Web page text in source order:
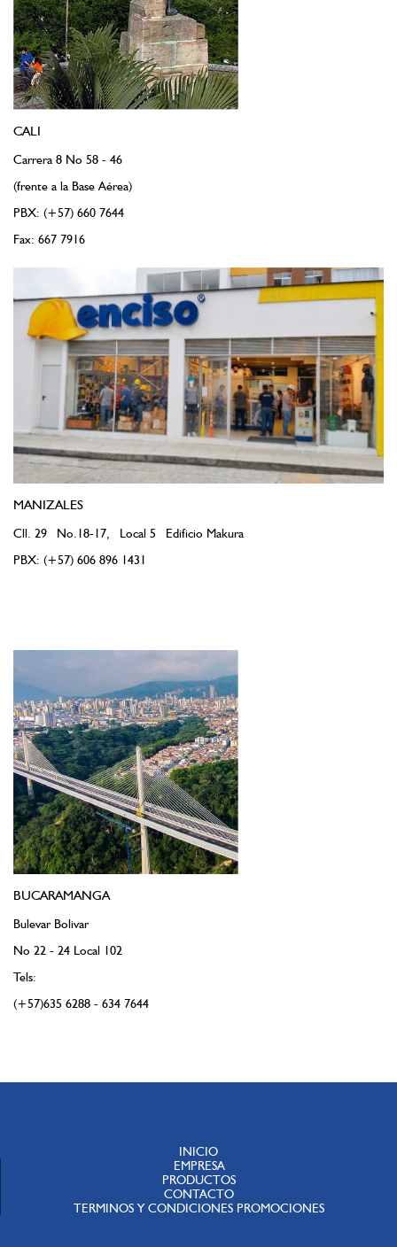
CALI
Carrera 8 No 58 - 46
(frente a la Base Aérea)
PBX: (+57) 660 7644
Fax: 667 7916
MANIZALES
Cll. 29 No.18-17, Local 5 Edificio Makura
PBX: (+57) 606 896 1431
BUCARAMANGA
Bulevar Bolivar
No 22 - 24 Local 102
Tels:
(+57)635 6288 - 634 7644
INICIO
EMPRESA
PRODUCTOS
CONTACTO
TERMINOS Y CONDICIONES PROMOCIONES